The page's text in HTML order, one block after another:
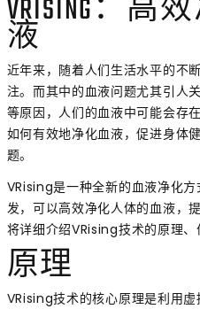
VRISING：高
液
近年来，随着人们生活水平的不
注。而其中的血液问题尤其引人
等原因，人们的血液中可能会存
如何有效地净化血液，促进身体
题。
VRising是一种全新的血液净化
发，可以高效净化人体的血液，
将详细介绍VRising技术的原理、
原理
VRising技术的核心原理是利用